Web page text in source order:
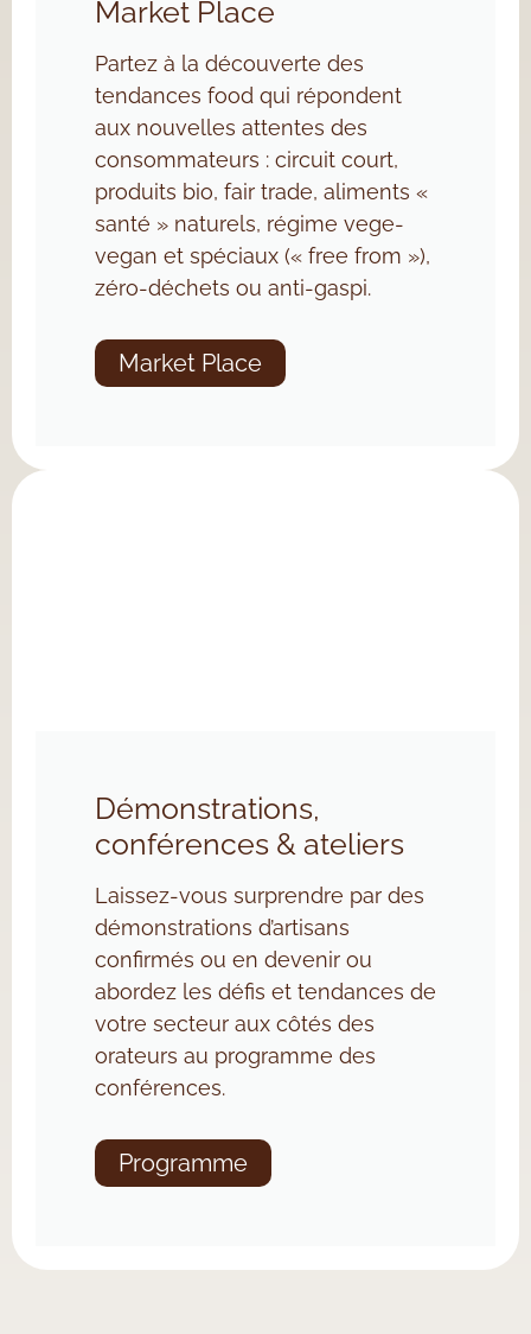
Market Place
Partez à la découverte des
tendances food qui répondent
aux nouvelles attentes des
consommateurs : circuit court,
produits bio, fair trade, aliments «
santé » naturels, régime vege-
vegan et spéciaux (« free from »),
zéro-déchets ou anti-gaspi.
Market Place
Démonstrations,
conférences & ateliers
Laissez-vous surprendre par des
démonstrations d’artisans
confirmés ou en devenir ou
abordez les défis et tendances de
votre secteur aux côtés des
orateurs au programme des
conférences.
Programme